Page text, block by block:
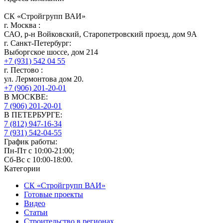
СК «Стройгрупп ВАИ»
г. Москва :
САО, р-н Войковский, Старопетровский проезд, дом 9А
г. Санкт-Петербург:
Выборгское шоссе, дом 214
+7 (931) 542 04 55
г. Пестово :
ул. Лермонтова дом 20.
+7 (906) 201-20-01
В МОСКВЕ:
7 (906) 201-20-01
В ПЕТЕРБУРГЕ:
7 (812) 947-16-34
7 (931) 542-04-55
График работы:
Пн-Пт с 10:00-21:00;
Сб-Вс с 10:00-18:00.
Категории
СК «Стройгрупп ВАИ»
Готовые проекты
Видео
Статьи
Строительство в регионах